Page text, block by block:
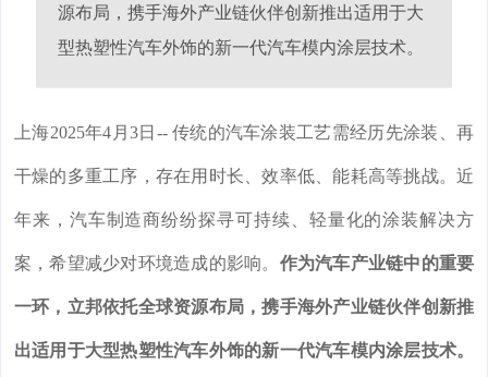
源布局，携手海外产业链伙伴创新推出适用于大
型热塑性汽车外饰的新一代汽车模内涂层技术。
上海2025年4月3日-- 传统的汽车涂装工艺需经历先涂装、再
干燥的多重工序，存在用时长、效率低、能耗高等挑战。近
年来，汽车制造商纷纷探寻可持续、轻量化的涂装解决方
案，希望减少对环境造成的影响。 作为汽车产业链中的重要
一环，立邦依托全球资源布局，携手海外产业链伙伴创新推
出适用于大型热塑性汽车外饰的新一代汽车模内涂层技术。